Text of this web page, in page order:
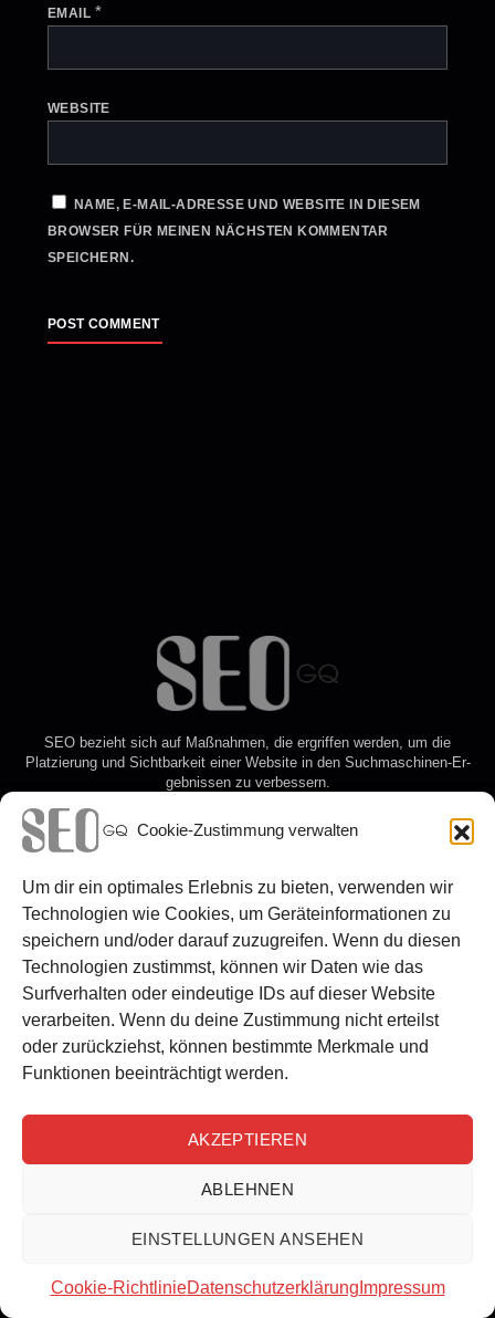
Cookie-Zustimmung verwalten
Um dir ein optimales Erlebnis zu bieten, verwenden wir
Technologien wie Cookies, um Geräteinformationen zu
speichern und/oder darauf zuzugreifen. Wenn du diesen
Technologien zustimmst, können wir Daten wie das
Surfverhalten oder eindeutige IDs auf dieser Website
verarbeiten. Wenn du deine Zustimmung nicht erteilst
oder zurückziehst, können bestimmte Merkmale und
Funktionen beeinträchtigt werden.
AKZEPTIEREN
ABLEHNEN
EINSTELLUNGEN ANSEHEN
Cookie-RichtlinieDatenschutzerklärung Impressum
EMAIL *
WEBSITE
NAME, E-MAIL-ADRESSE UND WEBSITE IN DIESEM
BROWSER FÜR MEINEN NÄCHSTEN KOMMENTAR
SPEICHERN.
SEO bezieht sich auf Maßnahmen, die ergriffen werden, um die
Platzierung und Sichtbarkeit einer Website in den Such­ma­schi­nen-Er­
geb­nis­sen zu verbessern.
KONTAKT INFO
0151 400 526 25
Dorfstraße 21, 24975 Husby
NOCH MEHR INFO
Inhltsübersicht
Datenschutz